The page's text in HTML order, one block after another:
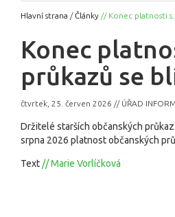
Hlavní strana /Články // Konec platnosti s...
Konec
průkazů se
čtvrtek, 25. červen 2026 // ÚŘAD
Držitelé starších občanských
srpna 2026 platnost občanských
Text// Marie Vorlíčková